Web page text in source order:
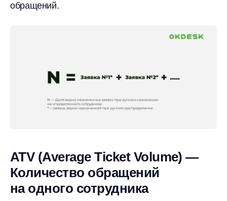
обращений.
ATV (Average Ticket Volume) —
Количество обращений
на одного сотрудника